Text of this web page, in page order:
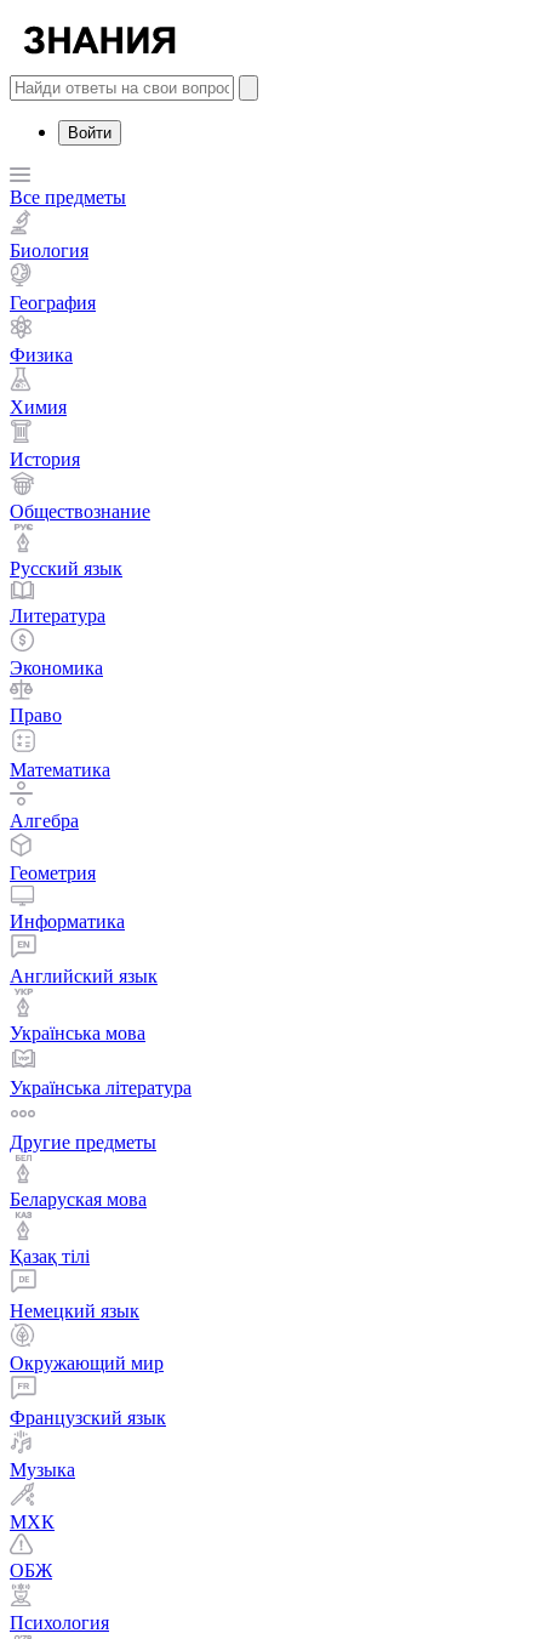
Войти
Все предметы
Биология
География
Физика
Химия
История
Обществознание
Русский язык
Литература
Экономика
Право
Математика
Алгебра
Геометрия
Информатика
Английский язык
Українська мова
Українська література
Другие предметы
Беларуская мова
Қазақ тiлi
Немецкий язык
Окружающий мир
Французский язык
Музыка
МХК
ОБЖ
Психология